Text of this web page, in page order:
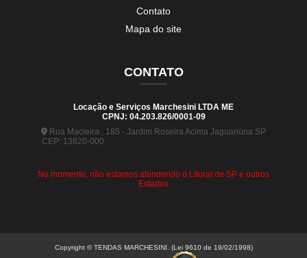
Contato
Mapa do site
CONTATO
Locação e Serviços Marchesini LTDA ME
CPNJ: 04.203.826/0001-09
Rua Macieira , 185 - Jardim Roseira Acima Jaguariúna SP
CEP: 13820-000
No momento, não estamos atendendo o Litoral de SP e outros
Estados
Copyright © TENDAS MARCHESINI. (Lei 9610 de 19/02/1998)